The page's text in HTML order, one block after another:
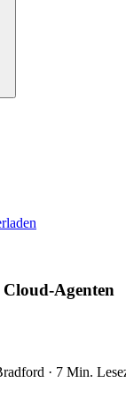
Agenten
· 7 Min.